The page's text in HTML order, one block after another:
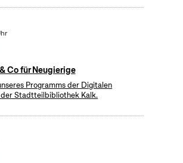
Co für Neugierige
Programms der Digitalen
Stadtteilbibliothek Kalk.